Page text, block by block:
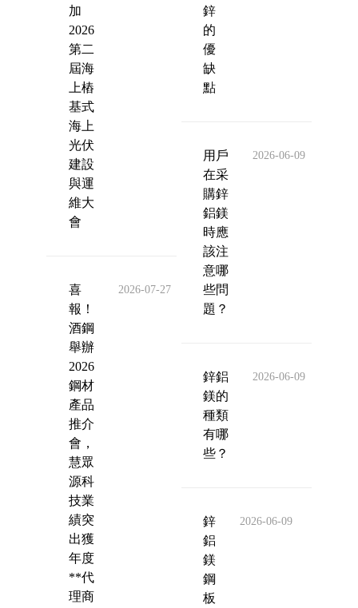
加
2026
第二
屆海
上樁
基式
海上
光伏
建設
與運
維大
會
喜
報！
酒鋼
舉辦
2026
鋼材
產品
推介
會，
慧眾
源科
技業
績突
出獲
年度
**代
理商
2026-07-27
鋅
的
優
缺
點
用戶
在采
購鋅
鋁鎂
時應
該注
意哪
些問
題？
2026-06-09
鋅鋁
鎂的
種類
有哪
些？
2026-06-09
鋅
鋁
鎂
鋼
板
2026-06-09